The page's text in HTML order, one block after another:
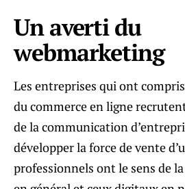
Un averti du
webmarketing
Les entreprises qui ont
du commerce en ligne
de la communication
développer la force de vente
professionnels ont le sens de